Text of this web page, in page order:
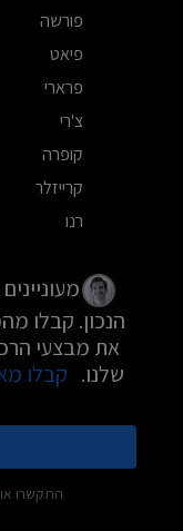
פורשה
פיאט
פרארי
צ'רי
קופרה
קרייזלר
רנו
הנכון. קבלו
את מבצעי
שלנו. קבלו
התקשרו או